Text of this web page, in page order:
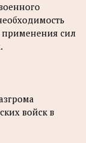
сил
войск в